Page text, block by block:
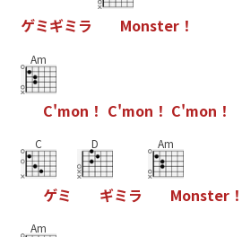
ゲミギミラ Monster！
Am
C'mon ！ C'mon ！ C'mon ！
C
ゲミ
D
ギミラ
Am
Monster！
Am